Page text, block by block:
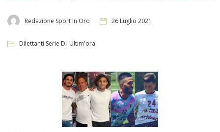
Redazione Sport In Oro 26 Luglio 2021
Dilettanti Serie D, Ultim'ora